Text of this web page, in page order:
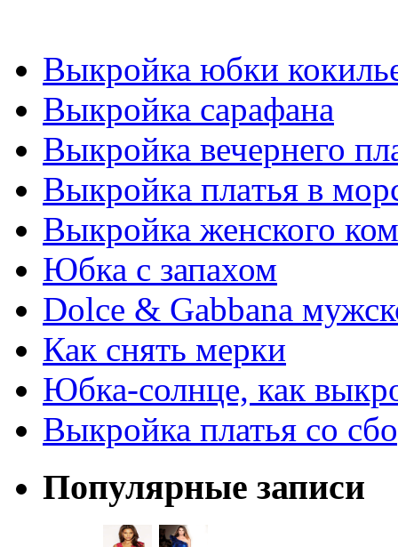
Выкройка юбки
Выкройка сарафана
Выкройка вечернего
Выкрoйкa плaтья в
Выкройка женского
Юбка с запахом
Dolce & Gabbana
Как снять мерки
Юбка-солнце, как
Выкройка платья со
Популярные записи